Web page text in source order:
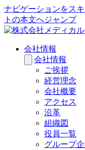
ナビゲーションをス
トの本文へジャンプ
会社情報
会社情報
ご挨拶
経営理念
会社概要
アクセス
沿革
組織図
役員一覧
グループ